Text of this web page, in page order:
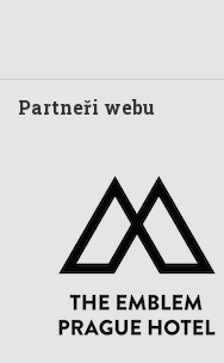
Partneři webu